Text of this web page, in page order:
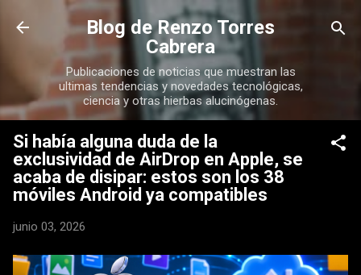
Ir al contenido principal
Blog de Renzo Torres
Cabrera
Publicaciones de noticias que muestran las
ultimas tendencias y novedades tecnológicas,
ciencia y otras hierbas alucinógenas.
Si había alguna duda de la
exclusividad de AirDrop en Apple, se
acaba de disipar: estos son los 38
móviles Android ya compatibles
junio 03, 2026